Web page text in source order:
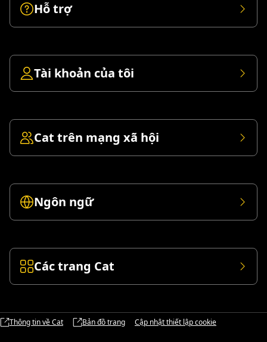
Hỗ trợ
Tài khoản của tôi
Cat trên mạng xã hội
Ngôn ngữ
Các trang Cat
Thông tin về Cat Bản đồ trang Cập nhật thiết lập cookie